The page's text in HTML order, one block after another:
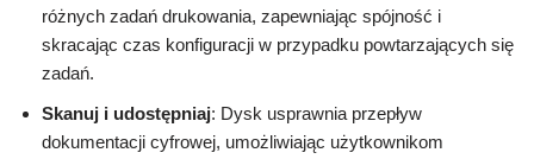
różnych zadań drukowania, zapewniając spójność i
skracając czas konfiguracji w przypadku powtarzających się
zadań.
Skanuj i udostępniaj: Dysk usprawnia przepływ
dokumentacji cyfrowej, umożliwiając użytkownikom